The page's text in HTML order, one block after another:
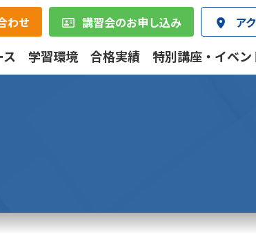
わせ 講習会のお申し込み ア
ス 学習環境 合格実績 特別講座・イベン